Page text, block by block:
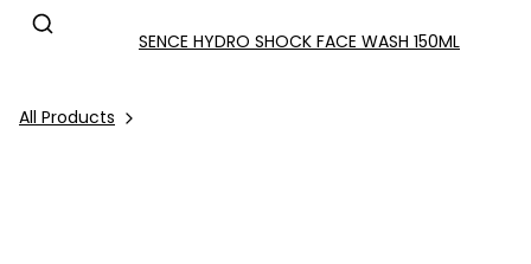
All Products
SENCE HYDRO SHOCK FACE WASH 150ML